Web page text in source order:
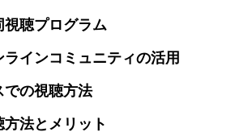
聴プログラム
インコミュニティの活用
での視聴方法
法とメリット